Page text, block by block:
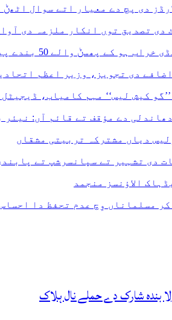
دی پچ دے معیار اتے سوال اٹھݨ
دی تصدیق توں انکار ملزمہ دی
والے 50 بندے پیاس نال جاں بحق
کیش لیس‘‘ مہم کامیاب،
دے مؤقف تے قائم آں: نیئر
دیاں مشترکہ تربیتی مشقاں
دی تشہیر تے سپانسرشپ تے
مسلماناں وِچ عدم تحفظ دا احساس
بندہ شارک دے حملے نال ہلاک